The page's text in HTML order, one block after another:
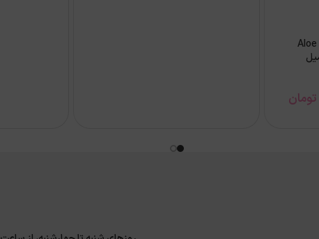
کرم ضدآفتاب کوزارکس مدل Aloe
تومان